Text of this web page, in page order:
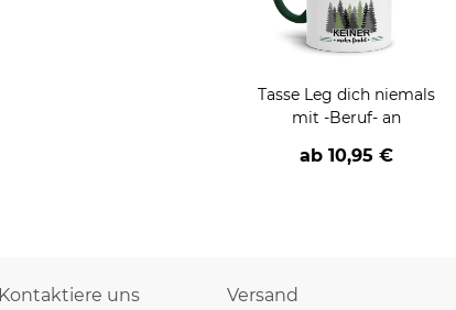
Tasse Leg dich niemals
mit -Beruf- an
ab10,95 €
Kontaktiere uns Versand